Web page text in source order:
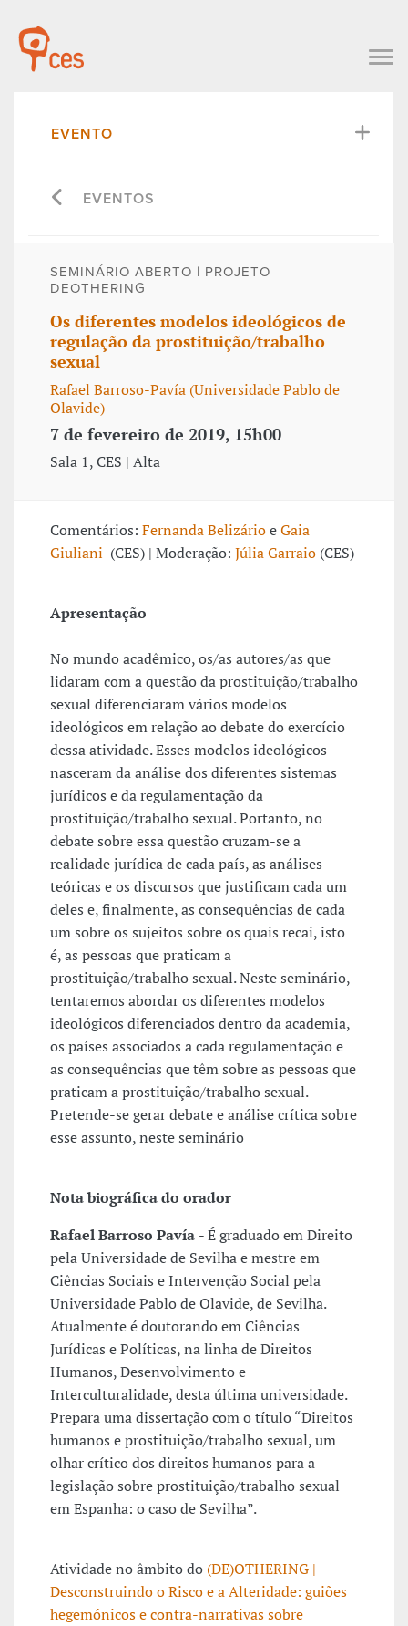
EVENTO
EVENTOS
SEMINÁRIO ABERTO | PROJETO
DEOTHERING
Os diferentes modelos ideológicos de
regulação da prostituição/trabalho
sexual
Rafael Barroso-Pavía (Universidade Pablo de
Olavide)
7 de fevereiro de 2019, 15h00
Sala 1, CES | Alta
Comentários: Fernanda BelizárioeGaia
Giuliani (CES) | Moderação: Júlia Garraio (CES)
Apresentação
No mundo acadêmico, os/as autores/as que
lidaram com a questão da prostituição/trabalho
sexual diferenciaram vários modelos
ideológicos em relação ao debate do exercício
dessa atividade. Esses modelos ideológicos
nasceram da análise dos diferentes sistemas
jurídicos e da regulamentação da
prostituição/trabalho sexual. Portanto, no
debate sobre essa questão cruzam-se a
realidade jurídica de cada país, as análises
teóricas e os discursos que justificam cada um
deles e, finalmente, as consequências de cada
um sobre os sujeitos sobre os quais recai, isto
é, as pessoas que praticam a
prostituição/trabalho sexual. Neste seminário,
tentaremos abordar os diferentes modelos
ideológicos diferenciados dentro da academia,
os países associados a cada regulamentação e
as consequências que têm sobre as pessoas que
praticam a prostituição/trabalho sexual.
Pretende-se gerar debate e análise crítica sobre
esse assunto, neste seminário
Nota biográfica do orador
Rafael Barroso Pavía - É graduado em Direito
pela Universidade de Sevilha e mestre em
Ciências Sociais e Intervenção Social pela
Universidade Pablo de Olavide, de Sevilha.
Atualmente é doutorando em Ciências
Jurídicas e Políticas, na linha de Direitos
Humanos, Desenvolvimento e
Interculturalidade, desta última universidade.
Prepara uma dissertação com o título “Direitos
humanos e prostituição/trabalho sexual, um
olhar crítico dos direitos humanos para a
legislação sobre prostituição/trabalho sexual
em Espanha: o caso de Sevilha”.
Atividade no âmbito do (DE)OTHERING |
Desconstruindo o Risco e a Alteridade: guiões
hegemónicos e contra-narrativas sobre